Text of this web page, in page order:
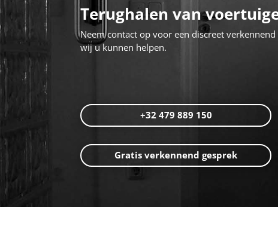
Terughalen van
Neem contact op voor een discreet
wij u kunnen helpen.
+32 479 889 150
Gratis verkennend gesprek